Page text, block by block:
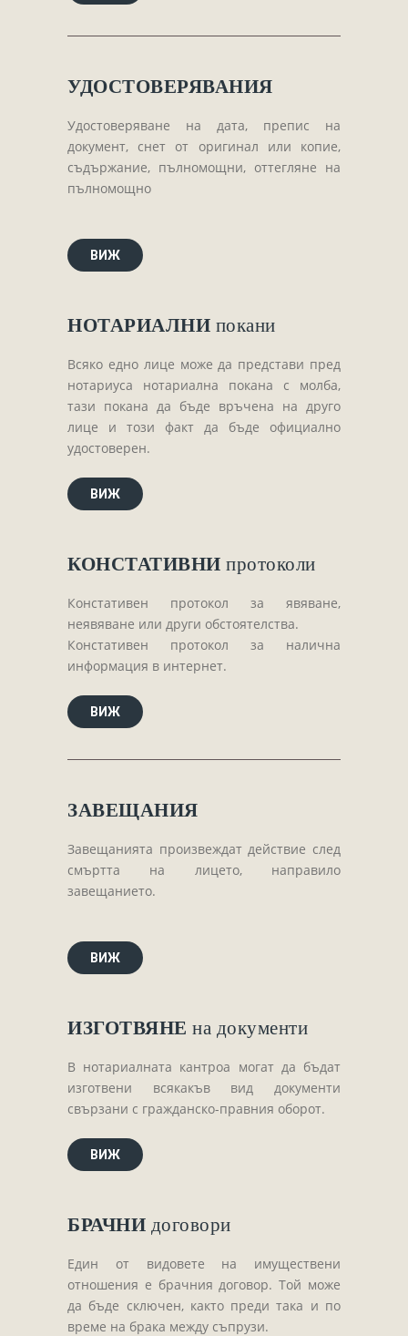
УДОСТОВЕРЯВАНИЯ
Удостоверяване на дата, препис на
документ, снет от оригинал или копие,
съдържание, пълномощни, оттегляне на
пълномощно
ВИЖ
НОТАРИАЛНИ покани
Всяко едно лице може да представи пред
нотариуса нотариална покана с молба,
тази покана да бъде връчена на друго
лице и този факт да бъде официално
удостоверен.
ВИЖ
КОНСТАТИВНИ протоколи
Констативен протокол за явяване,
неявяване или други обстоятелства.
Констативен протокол за налична
информация в интернет.
ВИЖ
ЗАВЕЩАНИЯ
Завещанията произвеждат действие след
смъртта на лицето, направило
завещанието.
ВИЖ
ИЗГОТВЯНЕ на документи
В нотариалната кантроа могат да бъдат
изготвени всякакъв вид документи
свързани с гражданско-правния оборот.
ВИЖ
БРАЧНИ договори
Един от видовете на имуществени
отношения е брачния договор. Той може
да бъде сключен, както преди така и по
време на брака между съпрузи.